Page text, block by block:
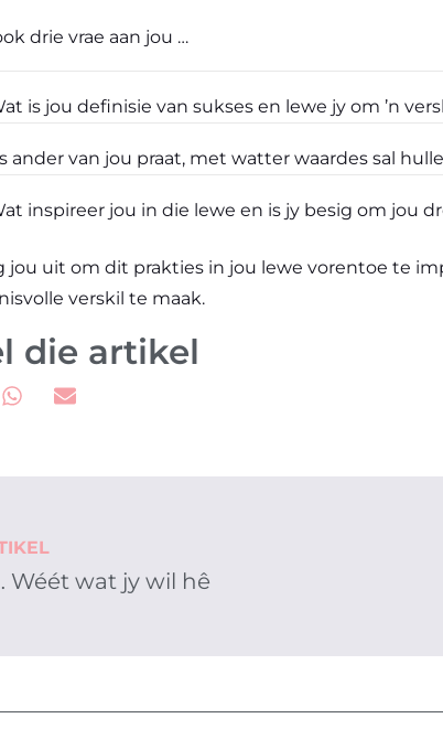
drie vrae aan jou …
is jou definisie van sukses en lewe jy om ’n
ander van jou praat, met watter waardes sal
inspireer jou in die lewe en is jy besig om jou
jou uit om dit prakties in jou lewe vorentoe te
verskil te maak.
die artikel
Wéét wat jy wil hê